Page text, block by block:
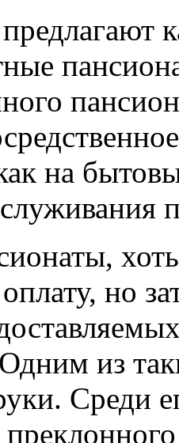
на
но
из
Среди